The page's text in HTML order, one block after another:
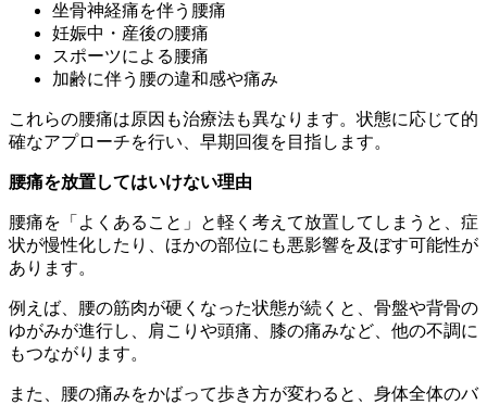
坐骨神経痛を伴う腰痛
妊娠中・産後の腰痛
スポーツによる腰痛
加齢に伴う腰の違和感や痛み
これらの腰痛は原因も治療法も異なります。状態に応じて的
確なアプローチを行い、早期回復を目指します。
腰痛を放置してはいけない理由
腰痛を「よくあること」と軽く考えて放置してしまうと、症
状が慢性化したり、ほかの部位にも悪影響を及ぼす可能性が
あります。
例えば、腰の筋肉が硬くなった状態が続くと、骨盤や背骨の
ゆがみが進行し、肩こりや頭痛、膝の痛みなど、他の不調に
もつながります。
また、腰の痛みをかばって歩き方が変わると、身体全体のバ